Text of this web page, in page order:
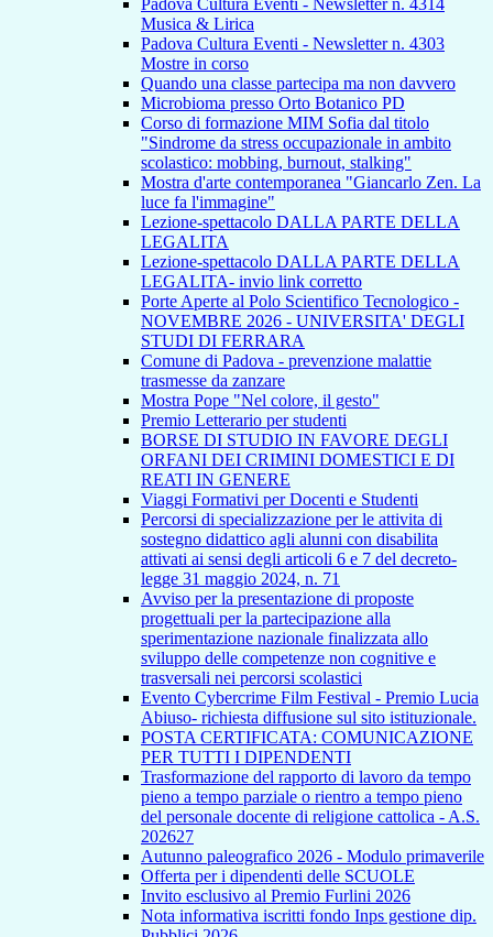
Padova Cultura Eventi - Newsletter n. 4314
Musica & Lirica
Padova Cultura Eventi - Newsletter n. 4303
Mostre in corso
Quando una classe partecipa ma non davvero
Microbioma presso Orto Botanico PD
Corso di formazione MIM Sofia dal titolo
"Sindrome da stress occupazionale in ambito
scolastico: mobbing, burnout, stalking"
Mostra d'arte contemporanea "Giancarlo Zen. La
luce fa l'immagine"
Lezione-spettacolo DALLA PARTE DELLA
LEGALITA
Lezione-spettacolo DALLA PARTE DELLA
LEGALITA- invio link corretto
Porte Aperte al Polo Scientifico Tecnologico -
NOVEMBRE 2026 - UNIVERSITA' DEGLI
STUDI DI FERRARA
Comune di Padova - prevenzione malattie
trasmesse da zanzare
Mostra Pope "Nel colore, il gesto"
Premio Letterario per studenti
BORSE DI STUDIO IN FAVORE DEGLI
ORFANI DEI CRIMINI DOMESTICI E DI
REATI IN GENERE
Viaggi Formativi per Docenti e Studenti
Percorsi di specializzazione per le attivita di
sostegno didattico agli alunni con disabilita
attivati ai sensi degli articoli 6 e 7 del decreto-
legge 31 maggio 2024, n. 71
Avviso per la presentazione di proposte
progettuali per la partecipazione alla
sperimentazione nazionale finalizzata allo
sviluppo delle competenze non cognitive e
trasversali nei percorsi scolastici
Evento Cybercrime Film Festival - Premio Lucia
Abiuso- richiesta diffusione sul sito istituzionale.
POSTA CERTIFICATA: COMUNICAZIONE
PER TUTTI I DIPENDENTI
Trasformazione del rapporto di lavoro da tempo
pieno a tempo parziale o rientro a tempo pieno
del personale docente di religione cattolica - A.S.
202627
Autunno paleografico 2026 - Modulo primaverile
Offerta per i dipendenti delle SCUOLE
Invito esclusivo al Premio Furlini 2026
Nota informativa iscritti fondo Inps gestione dip.